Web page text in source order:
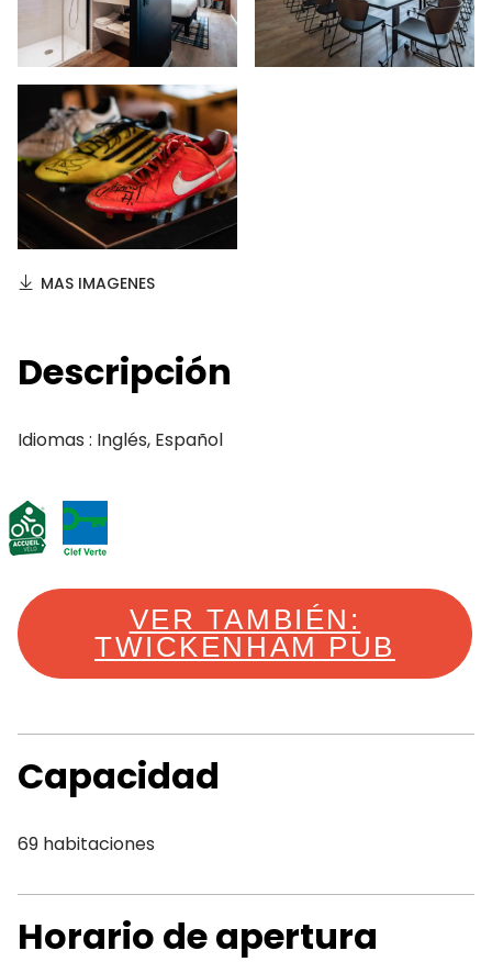
MAS IMAGENES
Descripción
Idiomas : Inglés, Español
VER TAMBIÉN:
TWICKENHAM PUB
Capacidad
69 habitaciones
Horario de apertura